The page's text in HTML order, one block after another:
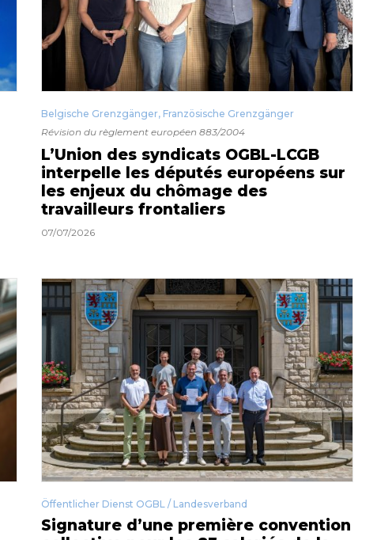
Belgische Grenzgänger, Französische Grenzgänger
Révision du règlement européen 883/2004
L’Union des syndicats OGBL-LCGB
interpelle les députés européens sur
les enjeux du chômage des
travailleurs frontaliers
07/07/2026
Öffentlicher Dienst OGBL / Landesverband
Signature d’une première convention